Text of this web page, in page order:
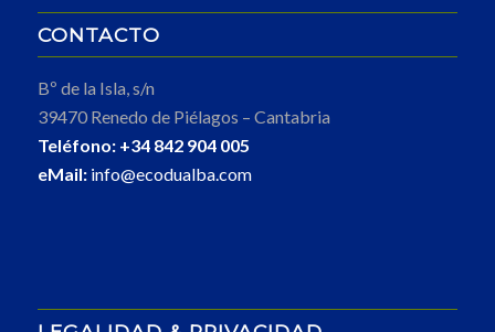
CONTACTO
Bº de la Isla, s/n
39470 Renedo de Piélagos – Cantabria
Teléfono: +34 842 904 005
eMail: info@ecodualba.com